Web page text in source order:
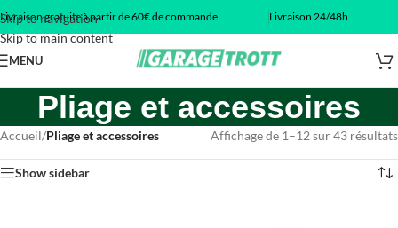
Skip to navigation
Skip to main content
Livraison gratuite à partir de 60€ de commande Livraison 24/48h
MENU
Pliage et accessoires
Accueil/Pliage et accessoires Affichage de 1–12 sur 43 résultats
Show sidebar